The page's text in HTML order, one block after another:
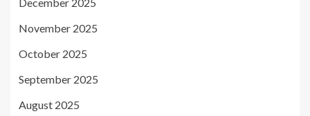
November 2025
October 2025
September 2025
August 2025